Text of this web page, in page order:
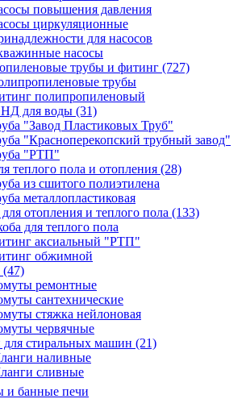
повышения давления
циркуляционные
для насосов
насосы
трубы и фитинг (727)
трубы
полипропиленовый
для воды (31)
"Завод Пластиковых Труб"
"Красноперекопский трубный завод"
"РТП"
теплого пола и отопления (28)
из сшитого полиэтилена
металлопластиковая
отопления и теплого пола (133)
для теплого пола
аксиальный "РТП"
обжимной
(47)
ремонтные
сантехнические
стяжка нейлоновая
червячные
стиральных машин (21)
наливные
сливные
и банные печи